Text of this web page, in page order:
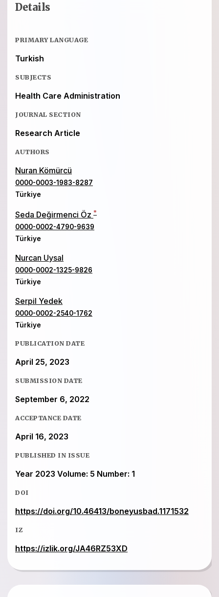
Details
PRIMARY LANGUAGE
Turkish
SUBJECTS
Health Care Administration
JOURNAL SECTION
Research Article
AUTHORS
Nuran Kömürcü
0000-0003-1983-8287
Türkiye
Seda Değirmenci Öz *
0000-0002-4790-9639
Türkiye
Nurcan Uysal
0000-0002-1325-9826
Türkiye
Serpil Yedek
0000-0002-2540-1762
Türkiye
PUBLICATION DATE
April 25, 2023
SUBMISSION DATE
September 6, 2022
ACCEPTANCE DATE
April 16, 2023
PUBLISHED IN ISSUE
Year 2023 Volume: 5 Number: 1
DOI
https://doi.org/10.46413/boneyusbad.1171532
IZ
https://izlik.org/JA46RZ53XD